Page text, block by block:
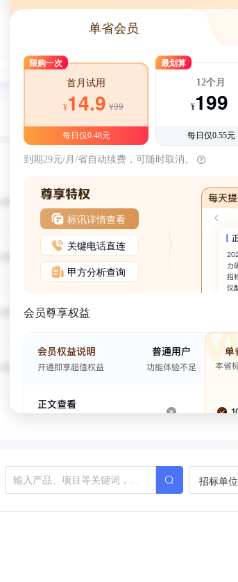
单省会员
限购一次
首月试用
¥14.9 ¥39
每日仅0.48元
最划算
12个月
¥199
每日仅0.55元
到期29元/月/省自动续费，可随时取消。
标讯详情查看
关键电话直连
甲方分析查询
会员尊享权益
招标单位